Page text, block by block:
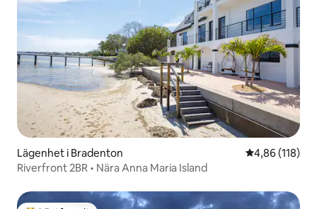
Lägenhet i Bradenton 4,86 av 5 i
4,86 (118)
Riverfront 2BR • Nära Anna Maria Island